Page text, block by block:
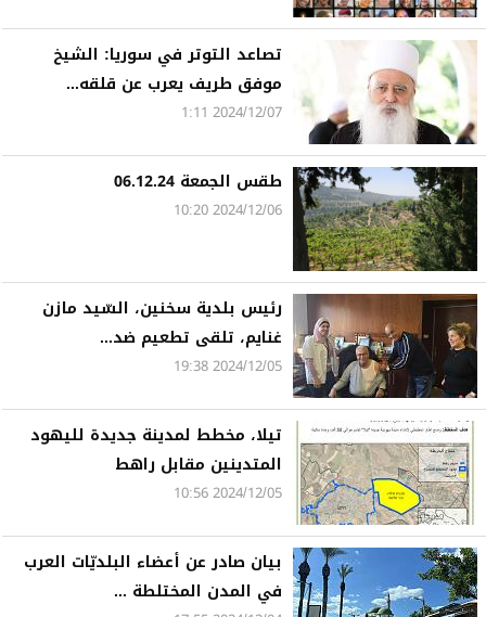
تصاعد التوتر في سوريا: الشيخ
موفق طريف يعرب عن قلقه...
2024/12/07 1:11
طقس الجمعة 06.12.24
2024/12/06 10:20
رئيس بلدية سخنين، السّيد مازن
غنايم، تلقى تطعيم ضد...
2024/12/05 19:38
تيلا، مخطط لمدينة جديدة لليهود
المتدينين مقابل راهط
2024/12/05 10:56
بيان صادر عن أعضاء البلديّات العرب
في المدن المختلطة ...